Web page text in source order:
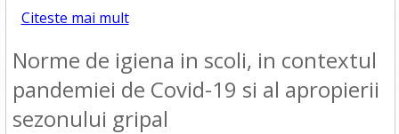
Citeste mai mult
Norme de igiena in scoli, in contextul
pandemiei de Covid-19 si al apropierii
sezonului gripal